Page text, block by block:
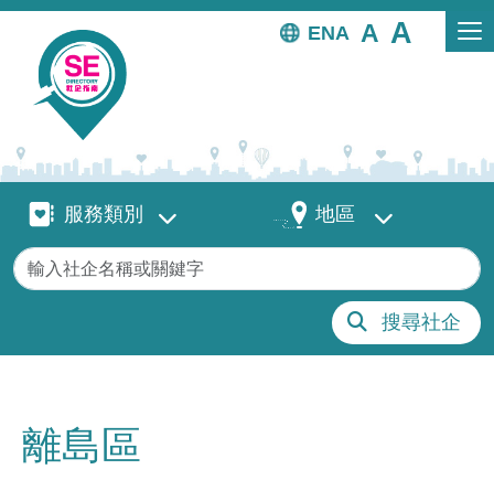
移至主內容
EN
服務類別服務類別 地區 地區
關鍵字
搜尋社企
離島區